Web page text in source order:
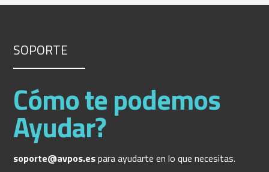
SOPORTE
Cómo te podemos
Ayudar?
soporte@avpos.espara ayudarte en lo que necesitas.